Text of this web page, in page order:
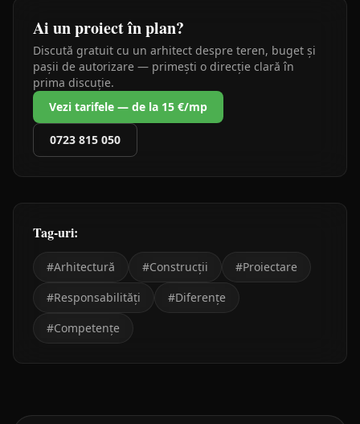
Ai un proiect în plan?
Discută gratuit cu un arhitect despre teren, buget și
pașii de autorizare — primești o direcție clară în
prima discuție.
Vezi tarifele — de la 15 €/mp
0723 815 050
Tag-uri:
#Arhitectură #Construcții #Proiectare
#Responsabilități #Diferențe
#Competențe